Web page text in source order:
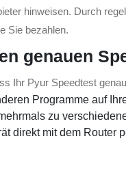
hinweisen. Durch
Sie bezahlen.
genauen
Ihr Pyur Speedtest
Programme auf
zu
direkt mit dem Router